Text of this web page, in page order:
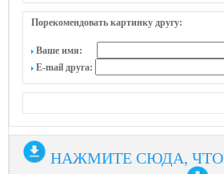
Порекомендовать картинку другу:
Ваше имя:
E-mail друга:
НАЖМИТЕ СЮДА,